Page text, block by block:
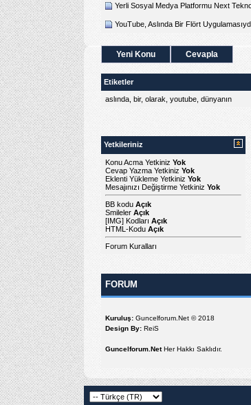
Yerli Sosyal Medya Platformu Next
YouTube, Aslında Bir Flört
Yeni Konu Cevapla
Etiketler
aslında bir, olarak youtube dünyanın
Yetkileriniz
Konu Acma Yetkiniz Yok
Cevap Yazma Yetkiniz Yok
Eklenti Yükleme Yetkiniz Yok
Mesajınızı Değiştirme Yetkiniz Yok
BB kodu Açık
Smileler Açık
[IMG] Kodları Açık
HTML-Kodu Açık
Forum Kuralları
FORUM
Kuruluş: Guncelforum.Net © 2018
Design By: ReiS
Guncelforum.NetHer Hakkı Saklıdır.